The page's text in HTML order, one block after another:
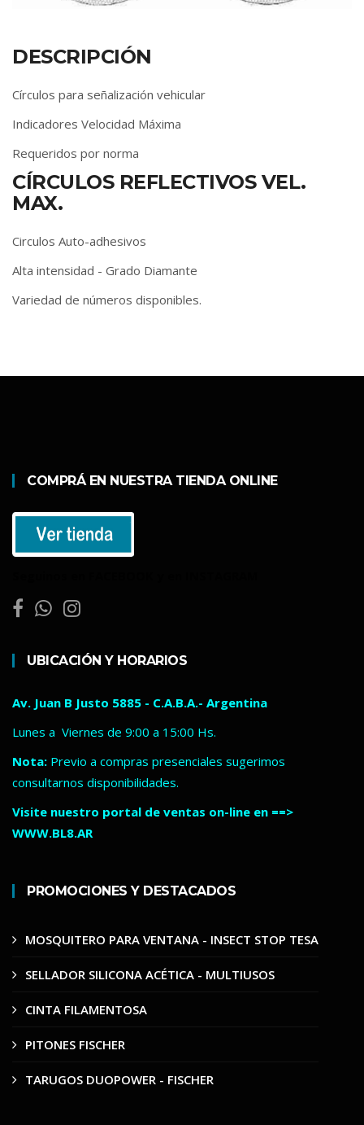
DESCRIPCIÓN
Círculos para señalización vehicular
Indicadores Velocidad Máxima
Requeridos por norma
CÍRCULOS REFLECTIVOS VEL.
MAX.
Circulos Auto-adhesivos
Alta intensidad - Grado Diamante
Variedad de números disponibles.
COMPRÁ EN NUESTRA TIENDA ONLINE
UBICACIÓN Y HORARIOS
Av. Juan B Justo 5885 - C.A.B.A.- Argentina
Lunes a Viernes de 9:00 a 15:00 Hs.
Nota: Previo a compras presenciales sugerimos
consultarnos disponibilidades.
Visite nuestro portal de ventas on-line en ==>
WWW.BL8.AR
PROMOCIONES Y DESTACADOS
MOSQUITERO PARA VENTANA - INSECT STOP TESA
SELLADOR SILICONA ACÉTICA - MULTIUSOS
CINTA FILAMENTOSA
PITONES FISCHER
TARUGOS DUOPOWER - FISCHER